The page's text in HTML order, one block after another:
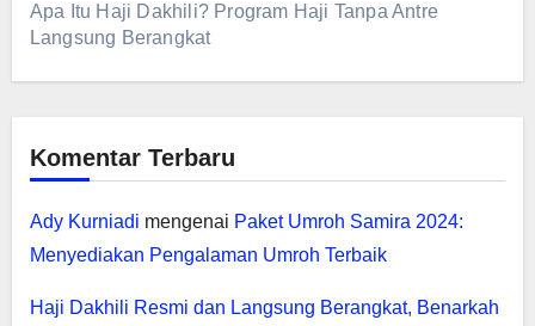
Apa Itu Haji Dakhili? Program Haji Tanpa Antre
Langsung Berangkat
Komentar Terbaru
Ady Kurniadi mengenai Paket Umroh Samira 2024:
Menyediakan Pengalaman Umroh Terbaik
Haji Dakhili Resmi dan Langsung Berangkat, Benarkah